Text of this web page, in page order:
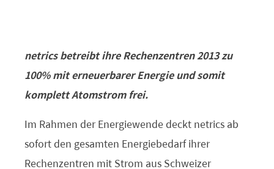
netrics betreibt ihre Rechenzentren 2013 zu
100% mit erneuerbarer Energie und somit
komplett Atomstrom frei.
Im Rahmen der Energiewende deckt netrics ab
sofort den gesamten Energiebedarf ihrer
Rechenzentren mit Strom aus Schweizer